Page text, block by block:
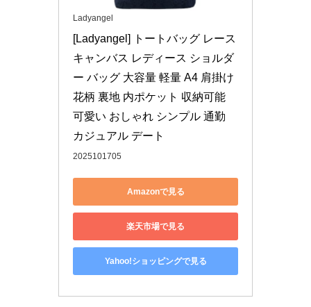
Ladyangel
[Ladyangel] トートバッグ レース
キャンバス レディース ショルダ
ー バッグ 大容量 軽量 A4 肩掛け
花柄 裏地 内ポケット 収納可能
可愛い おしゃれ シンプル 通勤
カジュアル デート
2025101705
Amazonで見る
楽天市場で見る
Yahoo!ショッピングで見る